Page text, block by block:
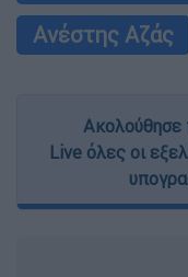
Ανέστης Αζάς
Ακολούθησε
Live όλες οι